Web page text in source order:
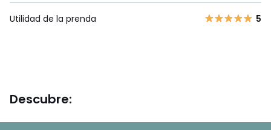
Utilidad de la prenda 5
Descubre: